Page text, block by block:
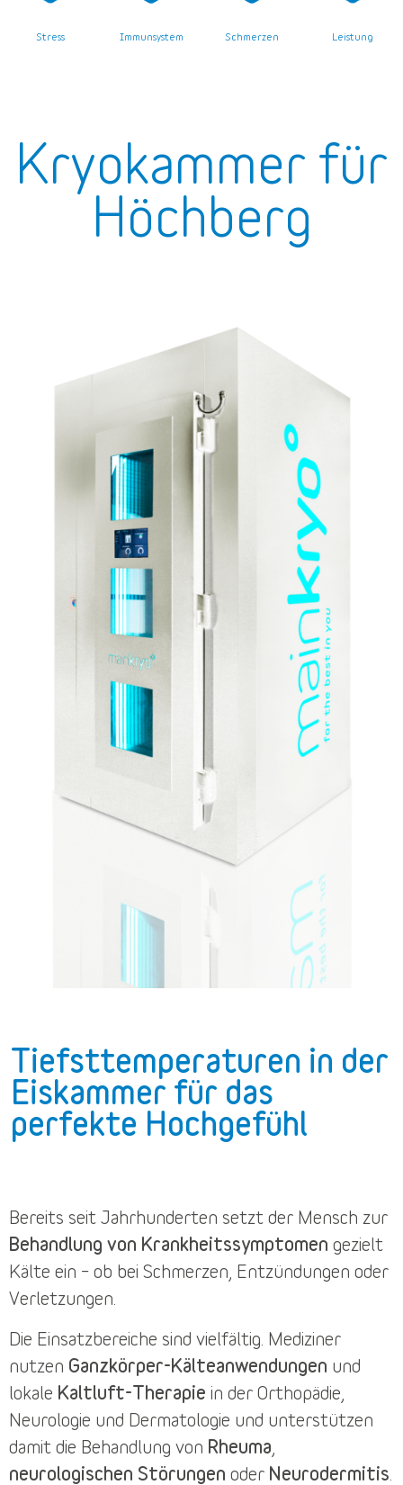
Stress Immunsystem Schmerzen Leistung
Kryokammer für
Höchberg
Tiefsttemperaturen in der
Eiskammer für das
perfekte Hochgefühl
Bereits seit Jahrhunderten setzt der Mensch zur
Behandlung von Krankheitssymptomen gezielt
Kälte ein – ob bei Schmerzen, Entzündungen oder
Verletzungen.
Die Einsatzbereiche sind vielfältig. Mediziner
nutzen Ganzkörper-Kälteanwendungen und
lokale Kaltluft-Therapie in der Orthopädie,
Neurologie und Dermatologie und unterstützen
damit die Behandlung von Rheuma
neurologischen Störungen oder Neurodermitis